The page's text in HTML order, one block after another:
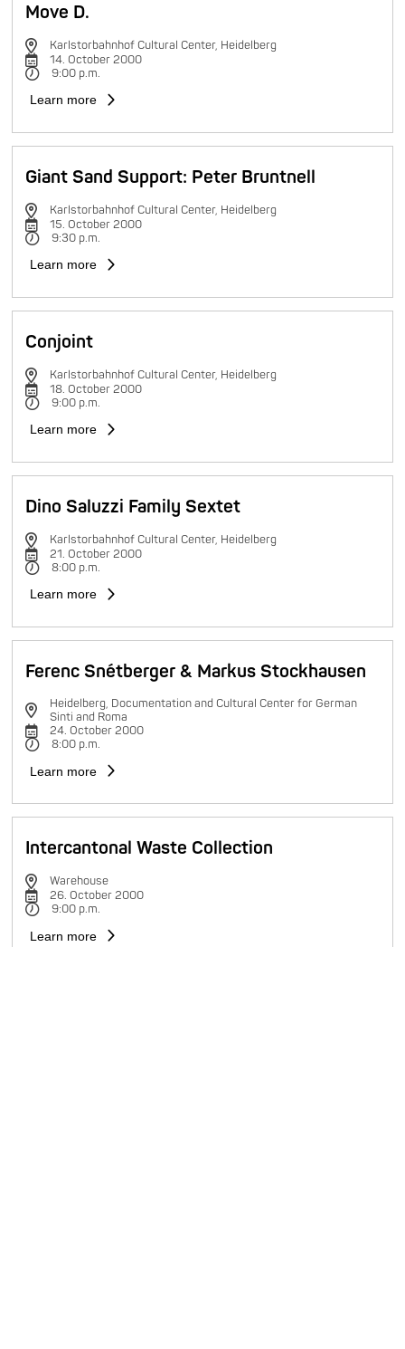
Move D.
Karlstorbahnhof Cultural Center, Heidelberg
14. October 2000
9:00 p.m.
Learn more
Giant Sand Support: Peter Bruntnell
Karlstorbahnhof Cultural Center, Heidelberg
15. October 2000
9:30 p.m.
Learn more
Conjoint
Karlstorbahnhof Cultural Center, Heidelberg
18. October 2000
9:00 p.m.
Learn more
Dino Saluzzi Family Sextet
Karlstorbahnhof Cultural Center, Heidelberg
21. October 2000
8:00 p.m.
Learn more
Ferenc Snétberger & Markus Stockhausen
Heidelberg, Documentation and Cultural Center for German
Sinti and Roma
24. October 2000
8:00 p.m.
Learn more
Intercantonal Waste Collection
Warehouse
26. October 2000
9:00 p.m.
Learn more